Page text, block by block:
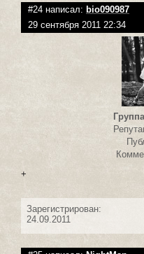
#24 написал: bio090987
29 сентября 2011 22:34
Группа
+
Зарегистрирован:
24.09.2011